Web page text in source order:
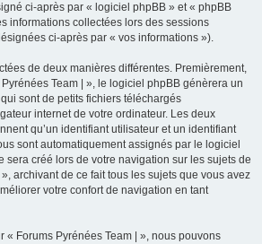
ci-après par « logiciel phpBB » et « phpBB
informations collectées lors des sessions
ci-après par « vos informations »).
de deux manières différentes. Premièrement,
Team | », le logiciel phpBB génèrera un
sont de petits fichiers téléchargés
internet de votre ordinateur. Les deux
qu’un identifiant utilisateur et un identifiant
sont automatiquement assignés par le logiciel
sera créé lors de votre navigation sur les sujets de
archivant de ce fait tous les sujets que vous avez
votre confort de navigation en tant
« Forums Pyrénées Team | », nous pouvons